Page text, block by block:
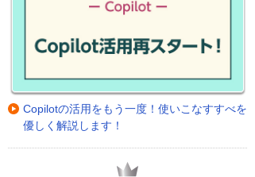
Copilotの活用をもう一度！使いこなすすべを
優しく解説します！